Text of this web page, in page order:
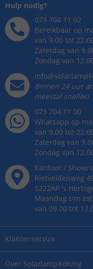
Over SolarlampKoning
Klantenservice
Hulp nodig?
073 704 11 02
Bereikbaar op
van 9.00 tot
Zaterdag van
Zondag van
Binnen 24 uur
meestal sneller!
073 704 11 00
Whatsapp op
van 9.00 tot
Zaterdag van
Zondag van
Kantoor /
Rietveldenweg
5222AP 's
Maandag t/m
van 09.00 tot